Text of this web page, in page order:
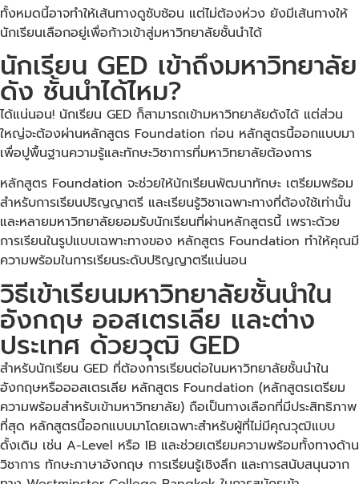
ทั้งหมดนี้อาจทำให้เส้นทางดูซับซ้อน แต่ไม่ต้องห่วง ยังมีเส้นทางให้
นักเรียนเลือกอยู่เพื่อก้าวเข้าสู่มหาวิทยาลัยชั้นนำได้
นักเรียน GED เข้าถึงมหาวิทยาลัย
ดัง ชั้นนำได้ไหม?
ได้แน่นอน! นักเรียน GED ก็สามารถเข้ามหาวิทยาลัยดังได้ แต่ส่วน
ใหญ่จะต้องผ่านหลักสูตร Foundation ก่อน หลักสูตรนี้ออกแบบมา
เพื่อปูพื้นฐานความรู้และทักษะวิชาการที่มหาวิทยาลัยต้องการ
หลักสูตร Foundation จะช่วยให้นักเรียนพัฒนาทักษะ เตรียมพร้อม
สำหรับการเรียนปริญญาตรี และเรียนรู้วิชาเฉพาะทางที่ต้องใช้เท่านั้น
และหลายมหาวิทยาลัยยอมรับนักเรียนที่ผ่านหลักสูตรนี้ เพราะด้วย
การเรียนในรูปแบบเฉพาะทางของ หลักสูตร Foundation ทำให้คุณมี
ความพร้อมในการเรียนระดับปริญญาตรีแน่นอน
วิธีเข้าเรียนมหาวิทยาลัยชั้นนำใน
อังกฤษ ออสเตรเลีย และต่าง
ประเทศ ด้วยวุฒิ GED
สำหรับนักเรียน GED ที่ต้องการเรียนต่อในมหาวิทยาลัยชั้นนำใน
อังกฤษหรือออสเตรเลีย หลักสูตร Foundation (หลักสูตรเตรียม
ความพร้อมสำหรับเข้ามหาวิทยาลัย) ถือเป็นทางเลือกที่มีประสิทธิภาพ
ที่สุด หลักสูตรนี้ออกแบบมาโดยเฉพาะสำหรับผู้ที่ไม่มีคุณวุฒิแบบ
ดั้งเดิม เช่น A-Level หรือ IB และช่วยเตรียมความพร้อมทั้งทางด้าน
วิชาการ ทักษะภาษาอังกฤษ การเรียนรู้เชิงลึก และการสนับสนุนจาก